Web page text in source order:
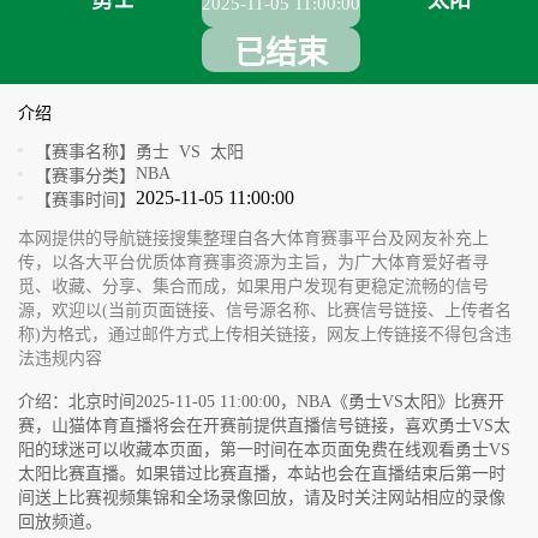
已结束
介绍
【赛事名称】 勇士 VS 太阳
【赛事分类】 NBA
【赛事时间】 2025-11-05 11:00:00
本网提供的导航链接搜集整理自各大体育赛事平台及网友补充上
传，以各大平台优质体育赛事资源为主旨，为广大体育爱好者寻
觅、收藏、分享、集合而成，如果用户发现有更稳定流畅的信号
源，欢迎以(当前页面链接、信号源名称、比赛信号链接、上传者名
称)为格式，通过邮件方式上传相关链接，网友上传链接不得包含违
法违规内容
介绍：北京时间2025-11-05 11:00:00，NBA《勇士VS太阳》比赛开
赛，山猫体育直播将会在开赛前提供直播信号链接，喜欢勇士VS太
阳的球迷可以收藏本页面，第一时间在本页面免费在线观看勇士VS
太阳比赛直播。如果错过比赛直播，本站也会在直播结束后第一时
间送上比赛视频集锦和全场录像回放，请及时关注网站相应的录像
回放频道。